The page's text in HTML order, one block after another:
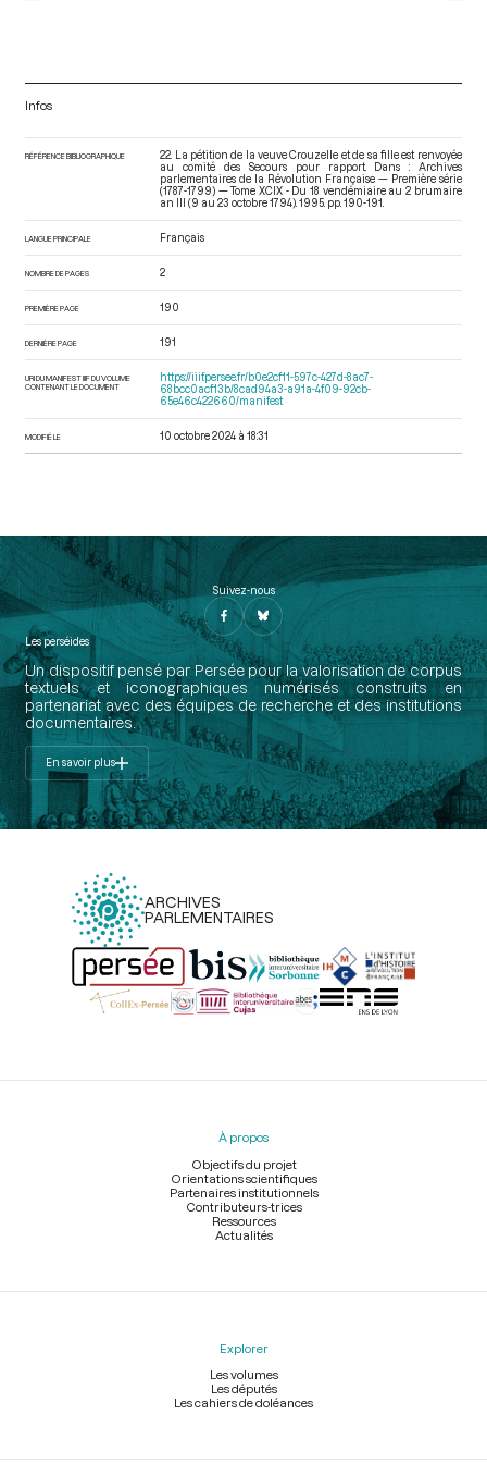
Infos
RÉFÉRENCE BIBLIOGRAPHIQUE
22. La pétition de la veuve Crouzelle et de sa fille est renvoyée
au comité des Secours pour rapport. Dans : Archives
parlementaires de la Révolution Française — Première série
(1787-1799) — Tome XCIX - Du 18 vendémiaire au 2 brumaire
an III (9 au 23 octobre 1794) . 1995. pp. 190-191.
LANGUE PRINCIPALE Français
NOMBRE DE PAGES 2
PREMIÈRE PAGE 190
DERNIÈRE PAGE 191
URI DU MANIFEST IIIF DU VOLUME
CONTENANT LE DOCUMENT
https://iiif.persee.fr/b0e2cf11-597c-427d-8ac7-
68bcc0acf13b/8cad94a3-a91a-4f09-92cb-
65e46c422660/manifest
MODIFIÉ LE 10 octobre 2024 à 18:31
Suivez-nous
Les perséides
Un dispositif pensé par Persée pour la valorisation de corpus
textuels et iconographiques numérisés construits en
partenariat avec des équipes de recherche et des institutions
documentaires.
En savoir plus
ARCHIVES
PARLEMENTAIRES
Menu
À propos
Objectifs du projet
Orientations scientifiques
Partenaires institutionnels
Contributeurs-trices
Ressources
Actualités
Explorer
Les volumes
Les députés
Les cahiers de doléances